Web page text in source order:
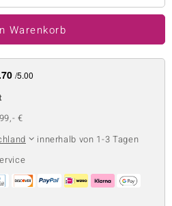
Warenkorb
/5.00
€
innerhalb von 1-3 Tagen